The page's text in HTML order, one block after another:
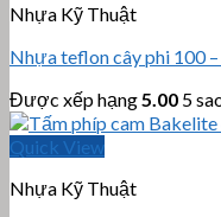
Nhựa Kỹ Thuật
Nhựa teflon cây phi 100
Được xếp hạng 5.00 5
Quick View
Nhựa Kỹ Thuật